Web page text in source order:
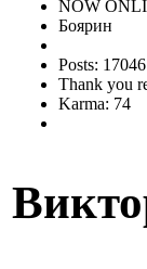
NOW
Боярин
Posts: 17046
Thank you
Karma: 74